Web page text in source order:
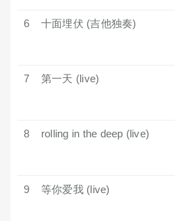
6 十面埋伏 (吉他独奏)
7 第一天 (live)
8 rolling in the deep (live)
9 等你爱我 (live)